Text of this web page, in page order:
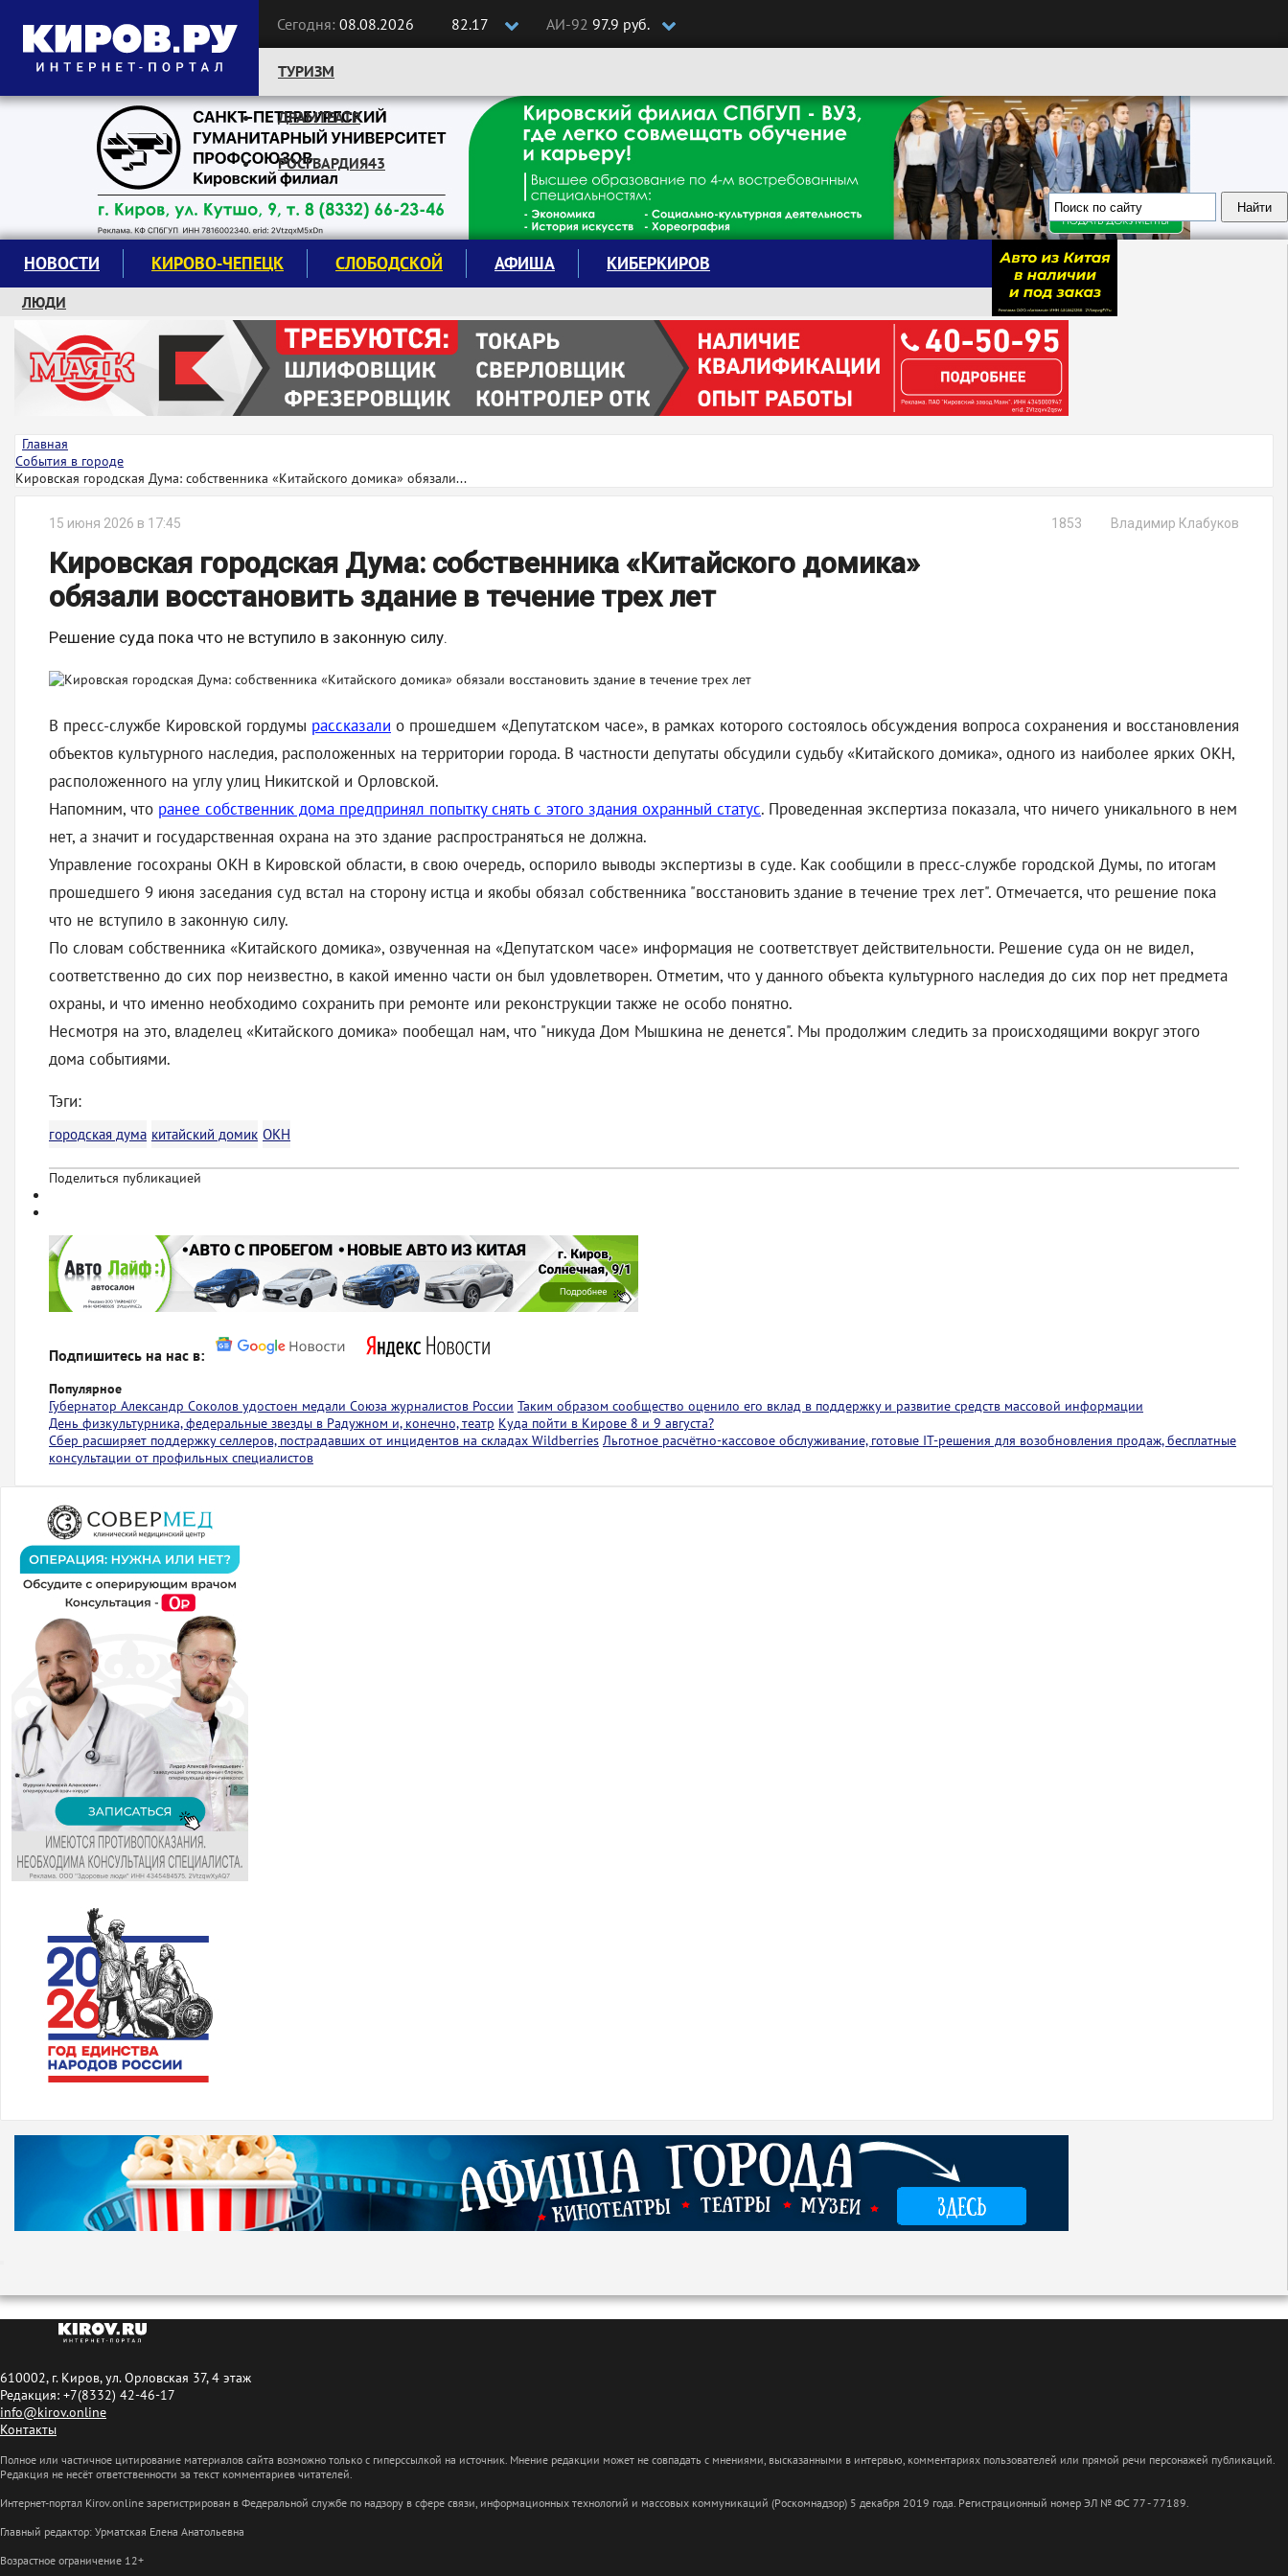
Сегодня: 08.08.2026 82.17 АИ-92 97.9 руб.
Следите за новостями:
ТУРИЗМ
ДРАМТЕАТР
РОСГВАРДИЯ43
НОВОСТИ КИРОВО-ЧЕПЕЦК СЛОБОДСКОЙ АФИША КИБЕРКИРОВ
ЛЮДИ
КРУЖКИ И СЕКЦИИ
ЗАВОДУ "МАЯК" 85 ЛЕТ
ЭКОЛОГИЯ
Главная
События в городе
Кировская городская Дума: собственника «Китайского домика» обязали...
15 июня 2026 в 17:45 Владимир Клабуков
1853
Кировская городская Дума: собственника «Китайского домика»
обязали восстановить здание в течение трех лет
Решение суда пока что не вступило в законную силу.
В пресс-службе Кировской гордумы рассказали о прошедшем «Депутатском часе», в рамках которого состоялось обсуждения вопроса сохранения и восстановления
объектов культурного наследия, расположенных на территории города. В частности депутаты обсудили судьбу «Китайского домика», одного из наиболее ярких ОКН,
расположенного на углу улиц Никитской и Орловской.
Напомним, что ранее собственник дома предпринял попытку снять с этого здания охранный статус. Проведенная экспертиза показала, что ничего уникального в нем
нет, а значит и государственная охрана на это здание распространяться не должна.
Управление госохраны ОКН в Кировской области, в свою очередь, оспорило выводы экспертизы в суде. Как сообщили в пресс-службе городской Думы, по итогам
прошедшего 9 июня заседания суд встал на сторону истца и якобы обязал собственника "восстановить здание в течение трех лет". Отмечается, что решение пока
что не вступило в законную силу.
По словам собственника «Китайского домика», озвученная на «Депутатском часе» информация не соответствует действительности. Решение суда он не видел,
соответственно до сих пор неизвестно, в какой именно части он был удовлетворен. Отметим, что у данного объекта культурного наследия до сих пор нет предмета
охраны, и что именно необходимо сохранить при ремонте или реконструкции также не особо понятно.
Несмотря на это, владелец «Китайского домика» пообещал нам, что "никуда Дом Мышкина не денется". Мы продолжим следить за происходящими вокруг этого
дома событиями.
Тэги:
городская дума китайский домик ОКН
Поделиться публикацией
Подпишитесь на нас в:
Популярное
Губернатор Александр Соколов удостоен медали Союза журналистов России Таким образом сообщество оценило его вклад в поддержку и развитие средств массовой информации
День физкультурника, федеральные звезды в Радужном и, конечно, театр Куда пойти в Кирове 8 и 9 августа?
Сбер расширяет поддержку селлеров, пострадавших от инцидентов на складах Wildberries Льготное расчётно-кассовое обслуживание, готовые IT-решения для возобновления продаж, бесплатные
консультации от профильных специалистов
610002, г. Киров, ул. Орловская 37, 4 этаж
Редакция: +7(8332) 42-46-17
info@kirov.online
Контакты
Полное или частичное цитирование материалов сайта возможно только с гиперссылкой на источник. Мнение редакции может не совпадать с мнениями, высказанными в интервью, комментариях пользователей или прямой речи персонажей публикаций.
Редакция не несёт ответственности за текст комментариев читателей.
Интернет-портал Kirov.online зарегистрирован в Федеральной службе по надзору в сфере связи, информационных технологий и массовых коммуникаций (Роскомнадзор) 5 декабря 2019 года. Регистрационный номер ЭЛ № ФС 77 - 77189.
Главный редактор: Урматская Елена Анатольевна
Возрастное ограничение 12+